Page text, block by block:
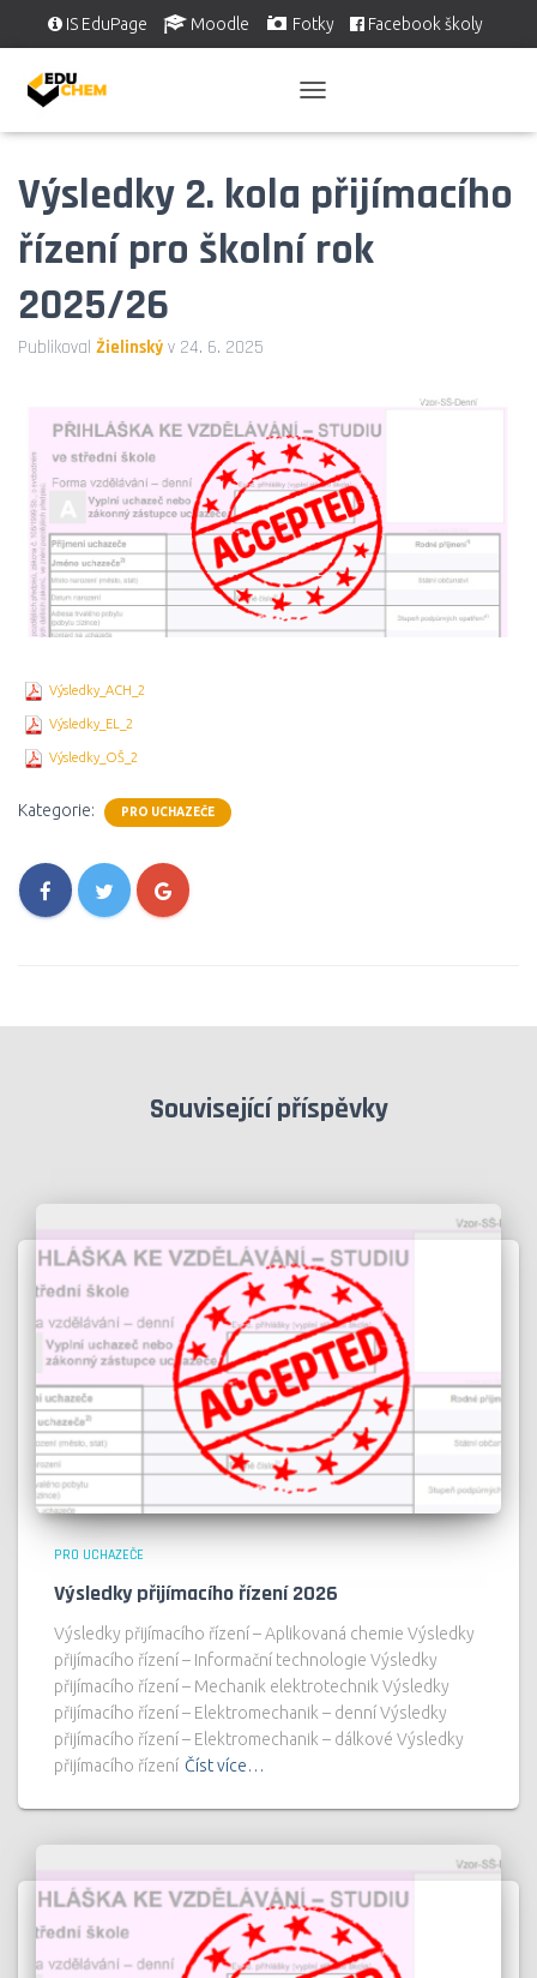
IS EduPage Moodle Fotky Facebook školy
Ř
N
U
T
C
Výsledky 2. kola přijímacího
řízení pro školní rok
2025/26
Publikoval Žielinský v 24. 6. 2025
Výsledky_ACH_2
Výsledky_EL_2
Výsledky_OŠ_2
Kategorie: PRO UCHAZEČE
Související příspěvky
PRO UCHAZEČE
Výsledky přijímacího řízení 2026
Výsledky přijímacího řízení – Aplikovaná chemie Výsledky
přijímacího řízení – Informační technologie Výsledky
přijímacího řízení – Mechanik elektrotechnik Výsledky
přijímacího řízení – Elektromechanik – denní Výsledky
přijímacího řízení – Elektromechanik – dálkové Výsledky
přijímacího řízení Číst více…